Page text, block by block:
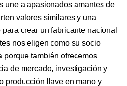
une a apasionados amantes de
valores similares y una
crear un fabricante nacional
nos eligen como su socio
porque también ofrecemos
de mercado, investigación y
producción llave en mano y